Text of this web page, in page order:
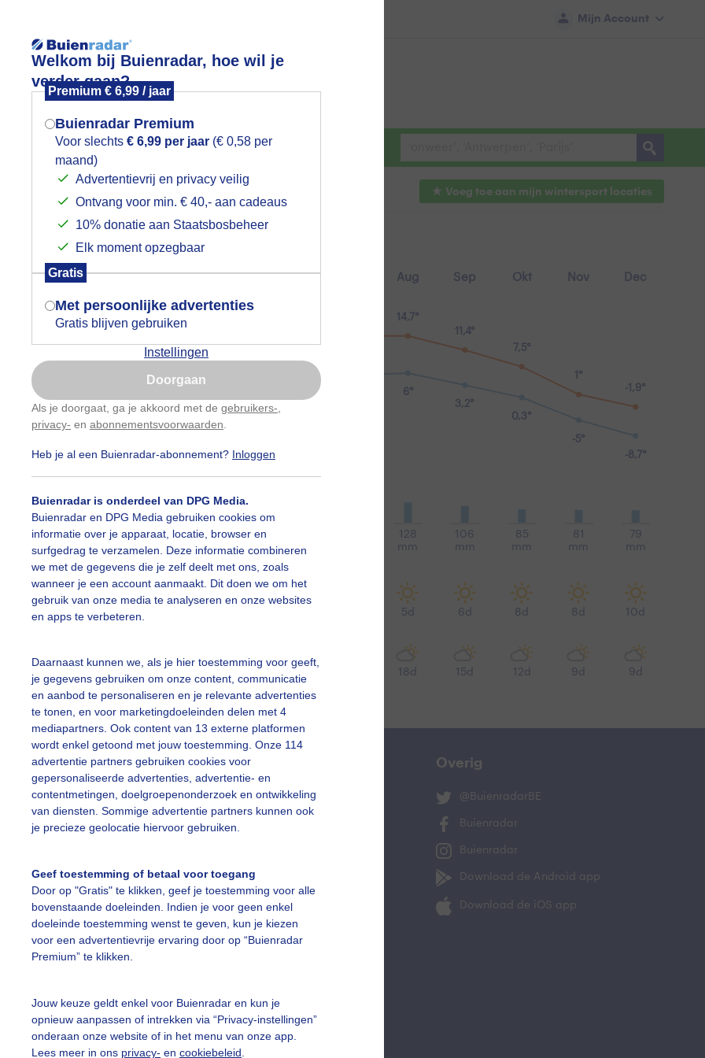
Welkom bij Buienradar, hoe wil je
verder gaan?
Premium € 6,99 / jaar
Buienradar Premium
Voor slechts € 6,99 per jaar (€ 0,58 per
maand)
Advertentievrij en privacy veilig
Ontvang voor min. € 40,- aan cadeaus
10% donatie aan Staatsbosbeheer
Elk moment opzegbaar
Gratis
Met persoonlijke advertenties
Gratis blijven gebruiken
Instellingen
Doorgaan
Als je doorgaat, ga je akkoord met de gebruikers-
privacy- en abonnementsvoorwaarden
Heb je al een Buienradar-abonnement? Inloggen
Buienradar is onderdeel van DPG Media.
Buienradar en DPG Media gebruiken cookies om
informatie over je apparaat, locatie, browser en
surfgedrag te verzamelen. Deze informatie combineren
we met de gegevens die je zelf deelt met ons, zoals
wanneer je een account aanmaakt. Dit doen we om het
gebruik van onze media te analyseren en onze websites
en apps te verbeteren.
Daarnaast kunnen we, als je hier toestemming voor geeft,
je gegevens gebruiken om onze content, communicatie
en aanbod te personaliseren en je relevante advertenties
te tonen, en voor marketingdoeleinden delen met 4
mediapartners. Ook content van 13 externe platformen
wordt enkel getoond met jouw toestemming. Onze 114
advertentie partners gebruiken cookies voor
gepersonaliseerde advertenties, advertentie- en
contentmetingen, doelgroepenonderzoek en ontwikkeling
van diensten. Sommige advertentie partners kunnen ook
je precieze geolocatie hiervoor gebruiken.
Geef toestemming of betaal voor toegang
Door op "Gratis" te klikken, geef je toestemming voor alle
bovenstaande doeleinden. Indien je voor geen enkel
doeleinde toestemming wenst te geven, kun je kiezen
voor een advertentievrije ervaring door op “Buienradar
Premium” te klikken.
Jouw keuze geldt enkel voor Buienradar en kun je
opnieuw aanpassen of intrekken via “Privacy-instellingen”
onderaan onze website of in het menu van onze app.
Lees meer in ons privacy- en cookiebeleid
Mijn Account
Weerzine
Voeg toe aan mijn wintersport locaties
-10,1°
-8°
0,5°
3,5°
6°
3,2°
0,3°
-5°
-8,7°
8,1°
14,7°
11,4°
7,5°
1°
-1,9°
Feb
71
mm
8d
Mrt
71
mm
7d
12d
Apr
98
mm
Mei
141
mm
Jun
mm
19d
Aug
128
mm
5d
18d
Sep
106
mm
6d
15d
Okt
85
mm
8d
12d
Nov
81
mm
8d
9d
Dec
79
mm
10d
9d
vragen
Team
instellingen
Mijn weer
Brussel
Overig
@BuienradarBE
Buienradar
Buienradar
Download de Android app
Download de iOS app
Mogen we je locatie gebruiken voor
het weer?
Indien je hier nog geen akkoord op hebt
gegeven, verschijnt er zo een pop-up uit
je browser waarin deze toestemming
gevraagd wordt.
Is goed, toon de popup
Nu niet, misschien later
Gebruik je Safari en wil je niet elke dag deze pop-up
Klikhierom dit aan te passen